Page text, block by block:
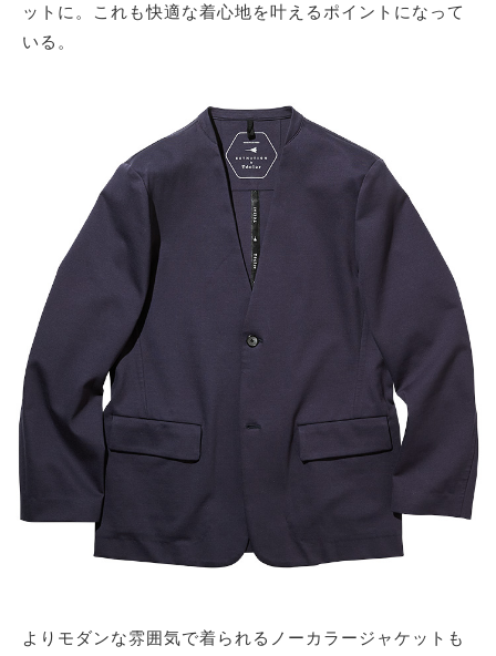
ットに。これも快適な着心地を叶えるポイントになって
いる。
よりモダンな雰囲気で着られるノーカラージャケットも